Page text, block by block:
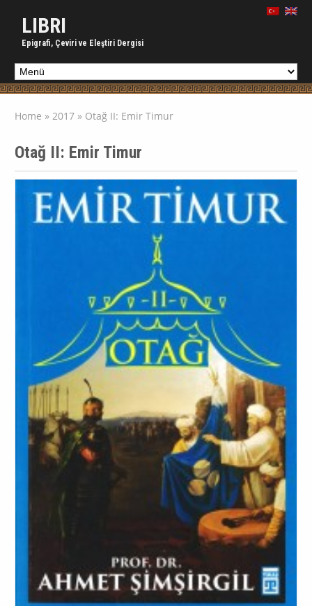
LIBRI
Epigrafi, Çeviri ve Eleştiri Dergisi
Home » 2017 » Otağ II: Emir Timur
Otağ II: Emir Timur